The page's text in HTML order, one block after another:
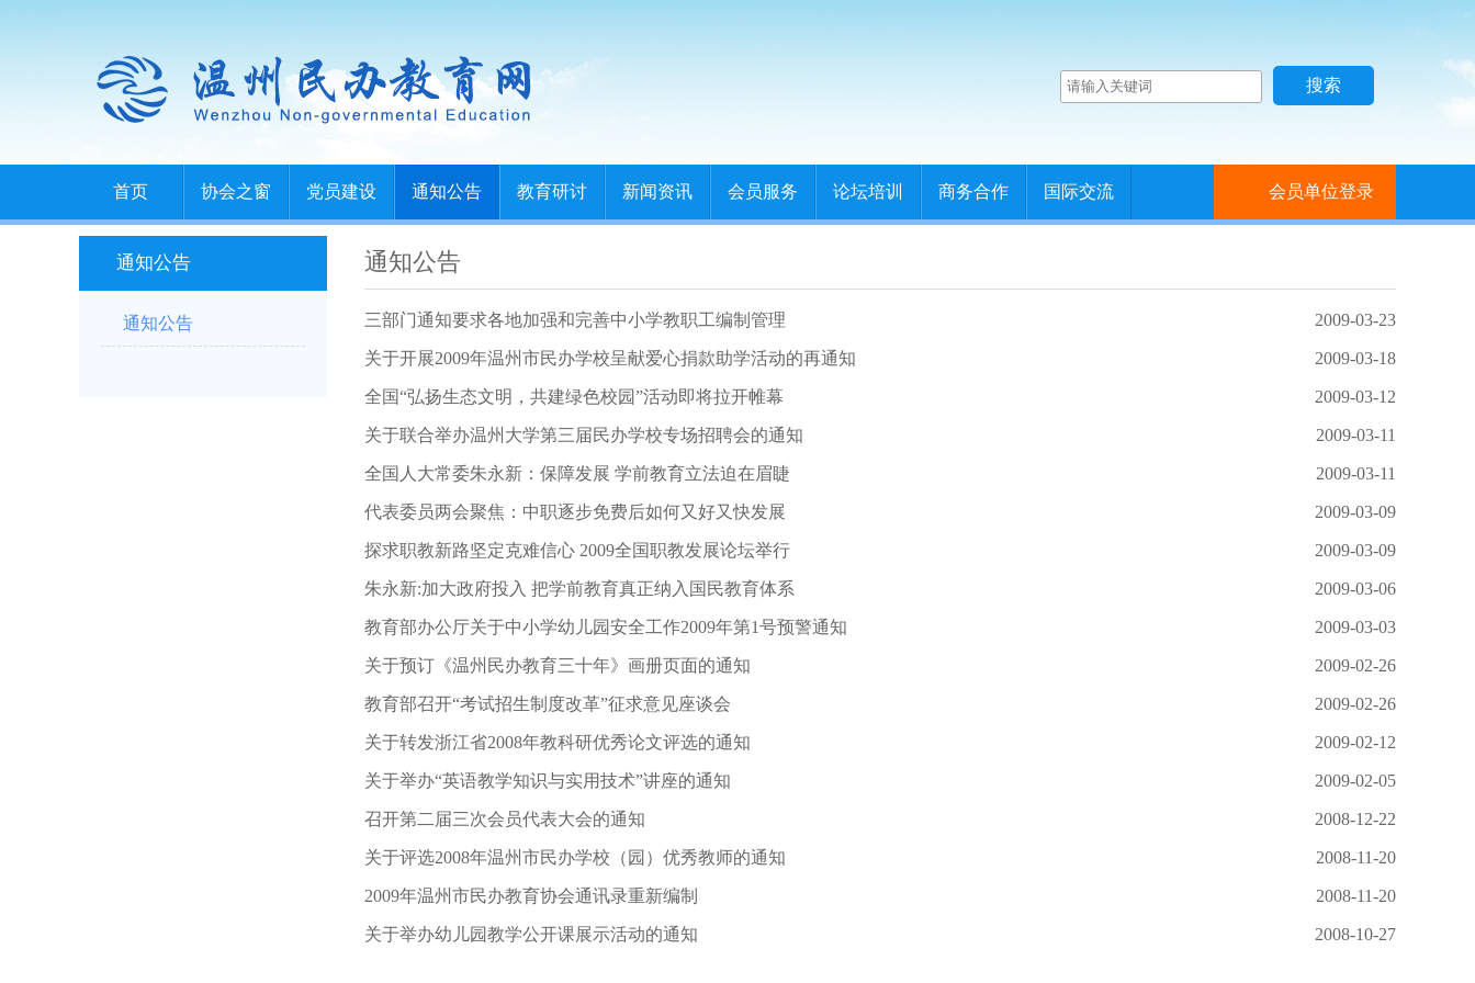
首页 协会之窗 党员建设 通知公告 教育研讨 新闻资讯 会员服务 论坛培训 商务合作 国际交流 会员单位登录
通知公告
通知公告
通知公告
三部门通知要求各地加强和完善中小学教职工编制管理 2009-03-23
关于开展2009年温州市民办学校呈献爱心捐款助学活动的再通知 2009-03-18
全国“弘扬生态文明，共建绿色校园”活动即将拉开帷幕 2009-03-12
关于联合举办温州大学第三届民办学校专场招聘会的通知 2009-03-11
全国人大常委朱永新：保障发展 学前教育立法迫在眉睫 2009-03-11
代表委员两会聚焦：中职逐步免费后如何又好又快发展 2009-03-09
探求职教新路坚定克难信心 2009全国职教发展论坛举行 2009-03-09
朱永新:加大政府投入 把学前教育真正纳入国民教育体系 2009-03-06
教育部办公厅关于中小学幼儿园安全工作2009年第1号预警通知 2009-03-03
关于预订《温州民办教育三十年》画册页面的通知 2009-02-26
教育部召开“考试招生制度改革”征求意见座谈会 2009-02-26
关于转发浙江省2008年教科研优秀论文评选的通知 2009-02-12
关于举办“英语教学知识与实用技术”讲座的通知 2009-02-05
召开第二届三次会员代表大会的通知 2008-12-22
关于评选2008年温州市民办学校（园）优秀教师的通知 2008-11-20
2009年温州市民办教育协会通讯录重新编制 2008-11-20
关于举办幼儿园教学公开课展示活动的通知 2008-10-27